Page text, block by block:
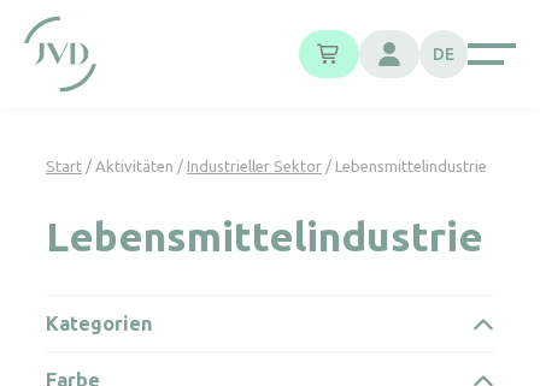
DE
Start / Aktivitäten / Industrieller Sektor / Lebensmittelindustrie
Lebensmittelindustrie
Kategorien
Farbe
Cookie-Einstellungen